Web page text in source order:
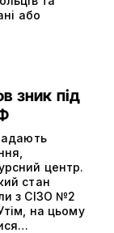
або
зник під
центр.
стан
з СІЗО №2
на цьому